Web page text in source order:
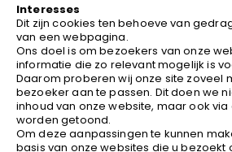
Interesses
Dit zijn cookies ten behoeve van
van een webpagina.
Ons doel is om bezoekers van onze
informatie die zo relevant mogelijk is
Daarom proberen wij onze site zoveel
bezoeker aan te passen. Dit doen we
inhoud van onze website, maar ook
worden getoond.
Om deze aanpassingen te kunnen
basis van onze websites die u bezoekt